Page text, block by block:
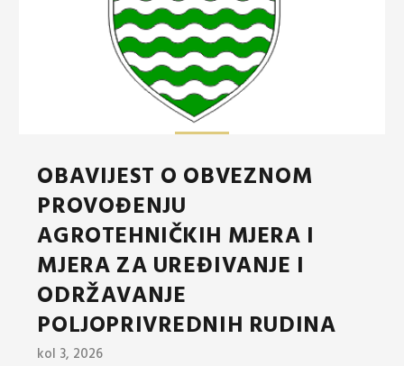
OBAVIJEST O OBVEZNOM
PROVOĐENJU
AGROTEHNIČKIH MJERA I
MJERA ZA UREĐIVANJE I
ODRŽAVANJE
POLJOPRIVREDNIH RUDINA
kol 3, 2026